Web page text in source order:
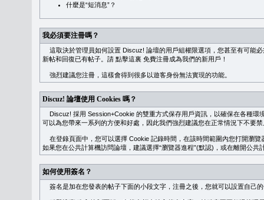
什麼是“短消息”？
我必須要注冊嗎？
這取決於管理員如何設置 Discuz! 論壇的用戶組權限選項，您甚至有可能
新帖和回復已有帖子。請 點擊這裏 免費注冊成為我們的新用戶！
強烈建議您注冊，這樣會得到很多以遊客身份無法實現的功能。
Discuz! 論壇使用 Cookies 嗎？
Discuz! 採用 Session+Cookie 的雙重方式保存用戶資訊，以確保在各種環
可以為您帶來一系列的方便和好處，因此我們強烈建議您在正常情況下不要
在登錄頁面中，您可以選擇 Cookie 記錄時間，在該時間範圍內您打開瀏
如果您在公共計算機訪問論壇，建議選擇“瀏覽器進程”(默認)，或在離開公共
如何使用簽名？
簽名是加在您發表的帖子下面的小段文字，注冊之後，您就可以設置自己